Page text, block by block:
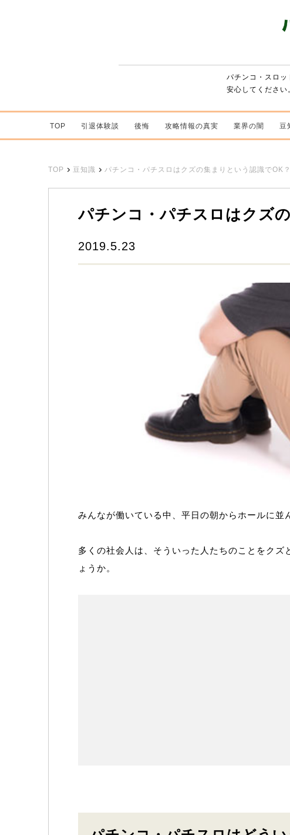
パチンコ・スロッ
安心してください
TOP 引退体験談 後悔 攻略情報の真実 業界の闇 豆
TOP 豆知識 パチンコ・パチスロはクズの集まりという認識でOK？
パチンコ・パチスロはクズ
2019.5.23
みんなが働いている中、平日の朝からホールに並
多くの社会人は、そういった人たちのことをク
ょうか。